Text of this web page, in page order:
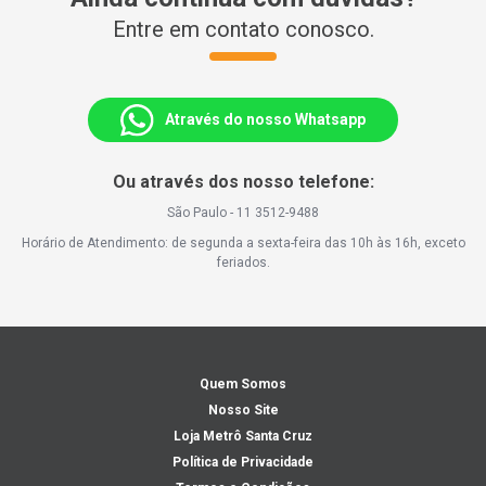
Entre em contato conosco.
Através do nosso Whatsapp
Ou através dos nosso telefone:
São Paulo - 11 3512-9488
Horário de Atendimento: de segunda a sexta-feira das 10h às 16h, exceto
feriados.
Quem Somos
Nosso Site
Loja Metrô Santa Cruz
Política de Privacidade